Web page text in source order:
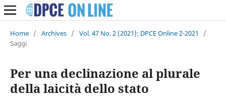
Home / Archives / Vol. 47 No. 2 (2021): DPCE Online 2-2021
/
Saggi
Per una declinazione al plurale
della laicità dello stato